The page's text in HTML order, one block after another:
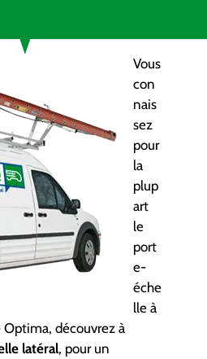
Vous
con
nais
sez
pour
la
plup
art
le
port
e-
éche
lle à
découvrez à
latéral, pour un